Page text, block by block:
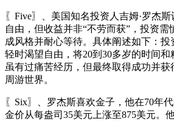
〖Five〗、美国知名投资人吉姆·罗杰
自由，但收益并非“不劳而获”，投资
成风格并耐心等待。具体阐述如下：
轻时渴望自由，将20到30多岁的时间和
虽有过痛苦经历，但最终取得成功并获
周游世界。
〖Six〗、罗杰斯喜欢金子，他在70年
金价从每盎司35美元上涨至875美元。